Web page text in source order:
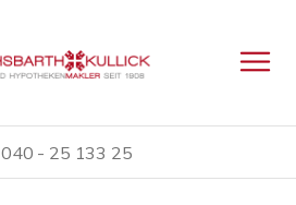
040 - 25 133 25